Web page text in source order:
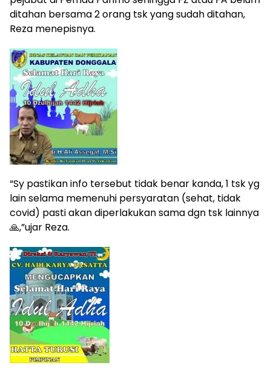
ditahan bersama 2 orang tsk yang sudah ditahan,
Reza menepisnya.
“Sy pastikan info tersebut tidak benar kanda, 1 tsk yg
lain selama memenuhi persyaratan (sehat, tidak
covid) pasti akan diperlakukan sama dgn tsk lainnya
🙏,”ujar Reza.